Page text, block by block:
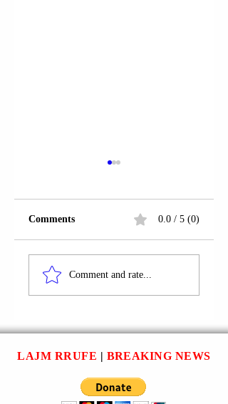
LUSHNJE | AUREL
YMERI U
VETJAK “ARREST
NË SHTËPI”.
Comments 0.0 / 5 (0)
Comment and rate...
LAJM RRUFE | BREAKING NEWS